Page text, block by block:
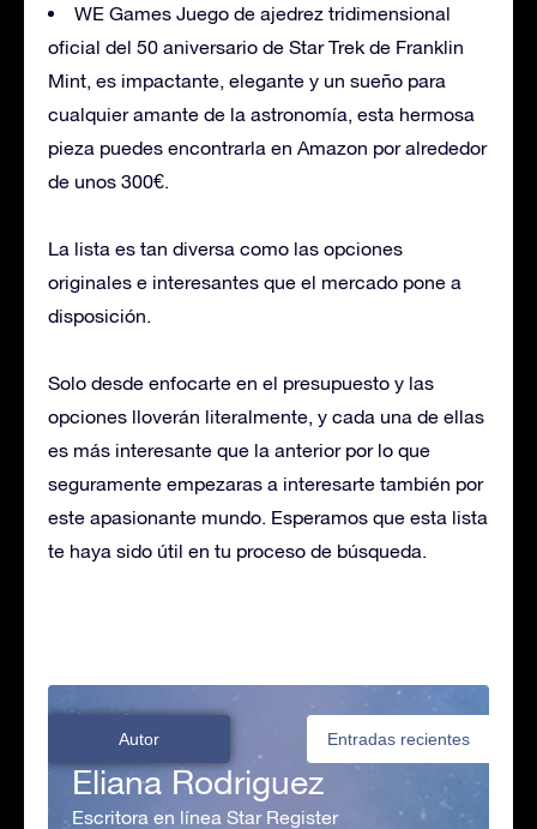
WE Games Juego de ajedrez tridimensional
oficial del 50 aniversario de Star Trek de Franklin
Mint, es impactante, elegante y un sueño para
cualquier amante de la astronomía, esta hermosa
pieza puedes encontrarla en Amazon por alrededor
de unos 300€.
La lista es tan diversa como las opciones
originales e interesantes que el mercado pone a
disposición.
Solo desde enfocarte en el presupuesto y las
opciones lloverán literalmente, y cada una de ellas
es más interesante que la anterior por lo que
seguramente empezaras a interesarte también por
este apasionante mundo. Esperamos que esta lista
te haya sido útil en tu proceso de búsqueda.
Autor Entradas recientes
Eliana Rodriguez
Escritora en línea Star Register